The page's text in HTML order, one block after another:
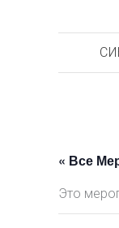
« Все
Это